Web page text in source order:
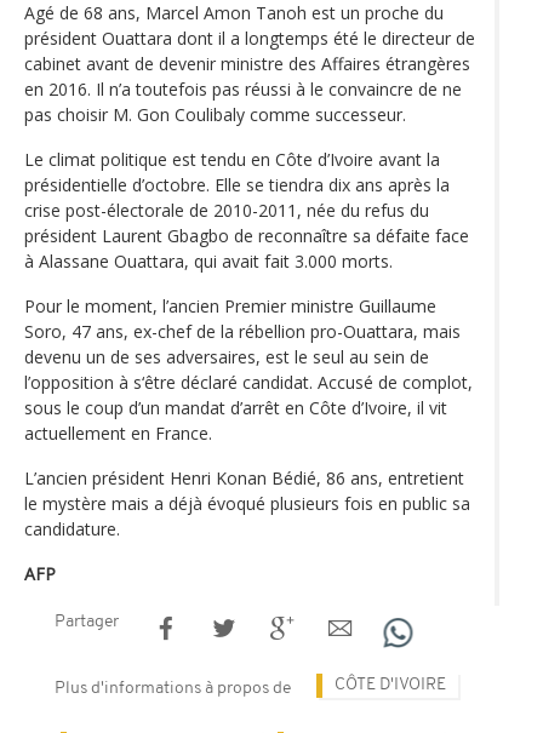
Agé de 68 ans, Marcel Amon Tanoh est un proche du
président Ouattara dont il a longtemps été le directeur de
cabinet avant de devenir ministre des Affaires étrangères
en 2016. Il n’a toutefois pas réussi à le convaincre de ne
pas choisir M. Gon Coulibaly comme successeur.
Le climat politique est tendu en Côte d’Ivoire avant la
présidentielle d’octobre. Elle se tiendra dix ans après la
crise post-électorale de 2010-2011, née du refus du
président Laurent Gbagbo de reconnaître sa défaite face
à Alassane Ouattara, qui avait fait 3.000 morts.
Pour le moment, l’ancien Premier ministre Guillaume
Soro, 47 ans, ex-chef de la rébellion pro-Ouattara, mais
devenu un de ses adversaires, est le seul au sein de
l’opposition à s‘être déclaré candidat. Accusé de complot,
sous le coup d’un mandat d’arrêt en Côte d’Ivoire, il vit
actuellement en France.
L’ancien président Henri Konan Bédié, 86 ans, entretient
le mystère mais a déjà évoqué plusieurs fois en public sa
candidature.
AFP
Partager
Plus d'informations à propos de CÔTE D'IVOIRE